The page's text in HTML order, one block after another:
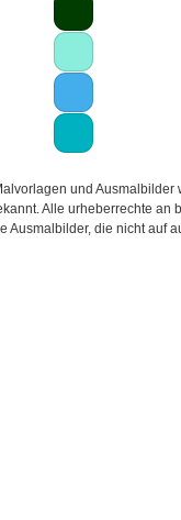
und
Alle urheberrechte an
Ausmalbilder, die nicht auf